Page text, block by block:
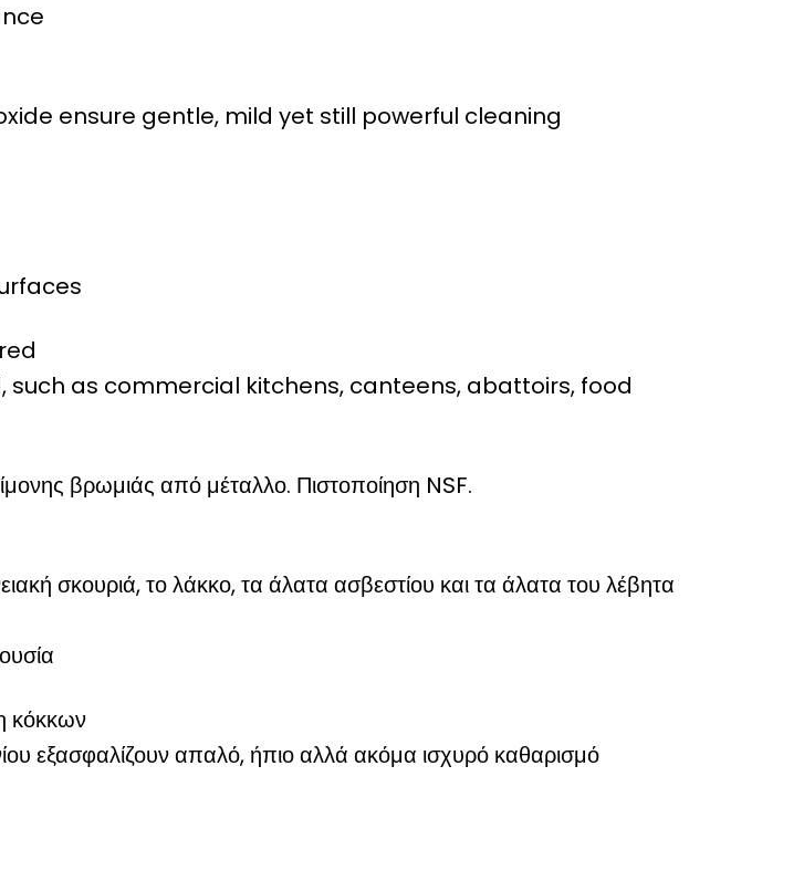
ensure gentle, mild yet still powerful cleaning
as commercial kitchens, canteens, abattoirs, food
βρωμιάς από μέταλλο. Πιστοποίηση NSF.
σκουριά, το λάκκο, τα άλατα ασβεστίου και τα άλατα του λέβητα
κόκκων
εξασφαλίζουν απαλό, ήπιο αλλά ακόμα ισχυρό καθαρισμό